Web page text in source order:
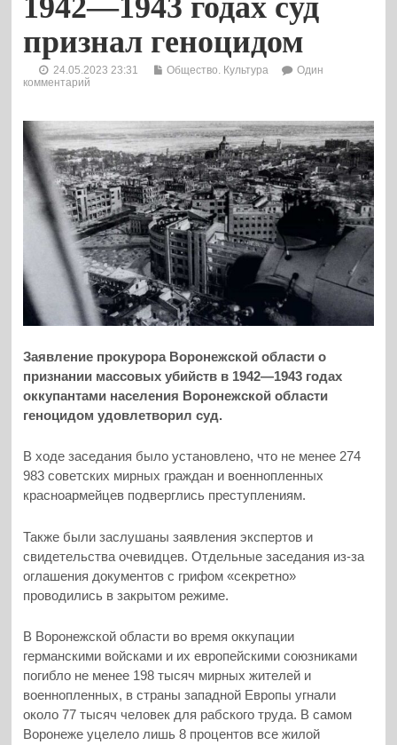
признал геноцидом
24.05.2023 23:31 Общество. Культура
Один
комментарий
Заявление прокурора Воронежской области о
признании массовых убийств в 1942—1943 годах
оккупантами населения Воронежской области
геноцидом удовлетворил суд.
В ходе заседания было установлено, что не менее 274
983 советских мирных граждан и военнопленных
красноармейцев подверглись преступлениям.
Также были заслушаны заявления экспертов и
свидетельства очевидцев. Отдельные заседания из-за
оглашения документов с грифом «секретно»
проводились в закрытом режиме.
В Воронежской области во время оккупации
германскими войсками и их европейскими союзниками
погибло не менее 198 тысяч мирных жителей и
военнопленных, в страны западной Европы угнали
около 77 тысяч человек для рабского труда. В самом
Воронеже уцелело лишь 8 процентов все жилой